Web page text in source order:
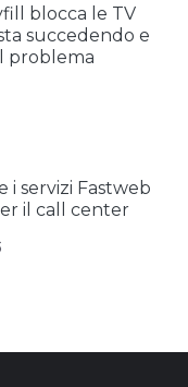
blocca le TV
succedendo e
problema
i servizi Fastweb
il call center